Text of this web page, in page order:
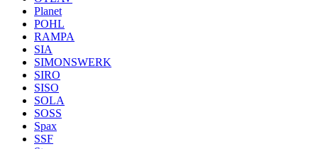
Planet
POHL
RAMPA
SIA
SIMONSWERK
SIRO
SISO
SOLA
SOSS
Spax
SSF